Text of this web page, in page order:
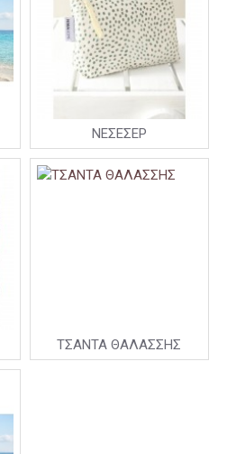
ΝΕΣΕΣΕΡ
ΤΣΑΝΤΑ ΘΑΛΑΣΣΗΣ